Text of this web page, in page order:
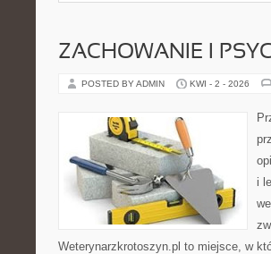
ZACHOWANIE I
POSTED BY ADMIN KWI - 2 - 2026
i
Weterynarzkrotoszyn.pl to miejsce, w